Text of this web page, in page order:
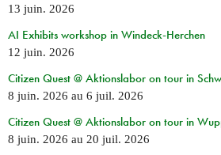
13 juin. 2026
AI Exhibits workshop in Windeck-Herchen
12 juin. 2026
Citizen Quest @ Aktionslabor on tour in
8 juin. 2026 au 6 juil. 2026
Citizen Quest @ Aktionslabor on tour in
8 juin. 2026 au 20 juil. 2026